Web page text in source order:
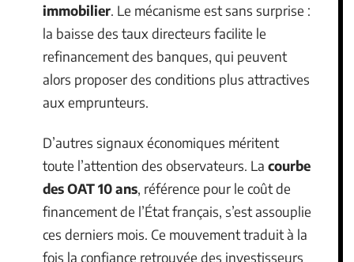
immobilier. Le mécanisme est sans surprise :
la baisse des taux directeurs facilite le
refinancement des banques, qui peuvent
alors proposer des conditions plus attractives
aux emprunteurs.
D’autres signaux économiques méritent
toute l’attention des observateurs. La courbe
des OAT 10 ans, référence pour le coût de
financement de l’État français, s’est assouplie
ces derniers mois. Ce mouvement traduit à la
fois la confiance retrouvée des investisseurs